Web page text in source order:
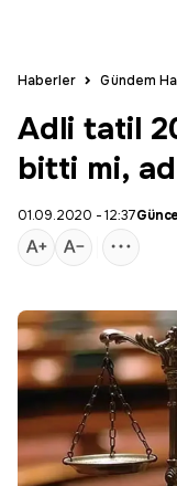
Haberler Gündem
Adli tatil
bitti mi,
01.09.2020 - 12:37